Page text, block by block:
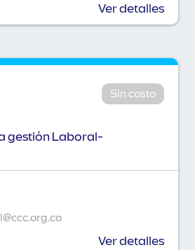
Ver detalles
Sin costo
gestión Laboral-
Ver detalles